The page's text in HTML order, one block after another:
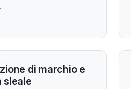
di marchio e
sleale